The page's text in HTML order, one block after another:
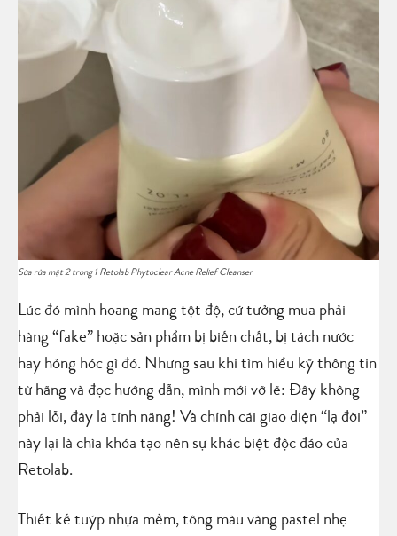
Sữa rửa mặt 2 trong 1 Retolab Phytoclear Acne Relief Cleanser
Lúc đó mình hoang mang tột độ, cứ tưởng mua phải
hàng “fake” hoặc sản phẩm bị biến chất, bị tách nước
hay hỏng hóc gì đó. Nhưng sau khi tìm hiểu kỹ thông tin
từ hãng và đọc hướng dẫn, mình mới vỡ lẽ: Đây không
phải lỗi, đây là tính năng! Và chính cái giao diện “lạ đời”
này lại là chìa khóa tạo nên sự khác biệt độc đáo của
Retolab.
Thiết kế tuýp nhựa mềm, tông màu vàng pastel nhẹ